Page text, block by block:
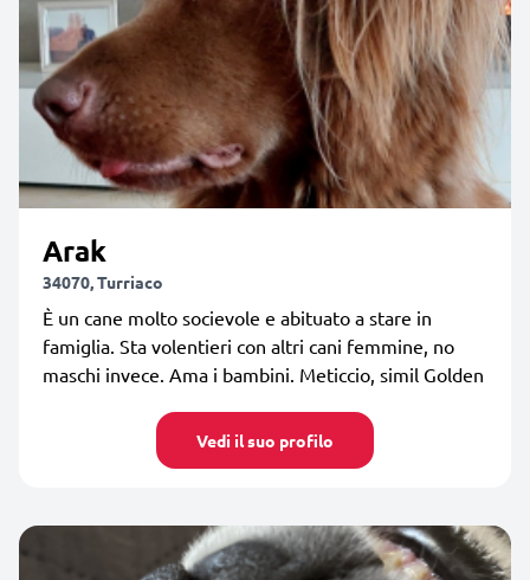
Arak
34070, Turriaco
È un cane molto socievole e abituato a stare in
famiglia. Sta volentieri con altri cani femmine, no
maschi invece. Ama i bambini. Meticcio, simil Golden
Vedi il suo profilo